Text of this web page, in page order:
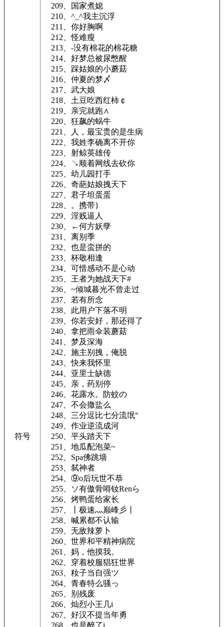
符号
209、国家煮媳
210、^_^我主沉浮
211、你好胸啊
212、怪难瘦
213、-没有棉花的棉花糖
214、好梦总被尿憋醒
215、踩姑娘的小蘑菇
216、仲夏的梦〆
217、武大娘
218、土豆吃西红柿￠
219、亲完就跑∧
220、狂飙的蜗牛
221、人，最宝贵的是生病
222、我姓李确离不开你
223、射鲸英雄传
224、↘顺着网线去砍你
225、幼儿园打手
226、奇葩姑娘拽天下
227、君子坦蛋蛋
228、。携带}
229、淫贱逼人
230、←何方妖孽
231、离别季
232、也是蛮拼的
233、杯敬相逢
234、可惜感动不是心动
235、王者为她战天下#
236、~倾城暮光不曾走过
237、若有所念
238、此用户下落不明
239、你若安好，那还得了
240、拿把雨伞装蘑菇
241、梦及深海
242、施主别拽，俺脱
243、快来我怀里
244、亚里士缺德
245、亲，药别停
246、花露水。防蚊の
247、不会撒盐么
248、三分逗比七分流氓°
249、作业逆流成河
250、平头踏天下
251、地瓜配泡菜~
252、Spa佛跳墙
253、弑神者
254、⑨o后玩世不恭
255、ソ有傲骨嘚钕Renら
256、烤鸭蛋给家长
257、丨极速灬巅峰彡丨
258、喊累都不认输
259、无敌辣萝卜
260、世界和平精神病院
261、妈，他摸我。
262、穿着校服猖狂世界
263、籹子当自强ツ
264、青春特么骚っ
265、别残废
266、灿烈小王几i
267、好汉不提当年勇
268、也是醉了i